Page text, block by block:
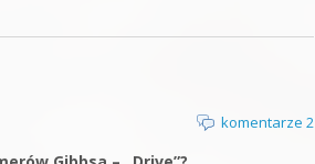
komentarze 2